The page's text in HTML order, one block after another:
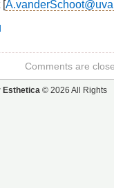
[
Comments are
Esthetica © 2026 All Rights